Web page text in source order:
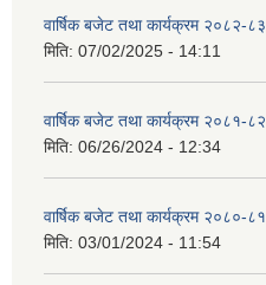
वार्षिक बजेट तथा कार्यक्रम २०८२-८३
मिति: 07/02/2025 - 14:11
वार्षिक बजेट तथा कार्यक्रम २०८१-८२
मिति: 06/26/2024 - 12:34
वार्षिक बजेट तथा कार्यक्रम २०८०-८१
मिति: 03/01/2024 - 11:54